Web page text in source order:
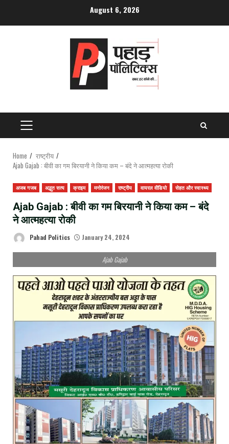
August 6, 2026
PRIMARY
MENU
Home
राष्ट्रीय
Ajab Gajab : बीवी का गम बिरयानी ने किया कम – बंदे ने आत्महत्या रोकी
अजब गजब अद्भुत सत्य क्राइम मनोरंजन राष्ट्रीय वायरल वीडियो सेहत और स्वास्थ्य
Ajab Gajab : बीवी का गम बिरयानी ने किया कम – बंदे
ने आत्महत्या रोकी
Pahad Politics January 24, 2024
Ajab Gajab